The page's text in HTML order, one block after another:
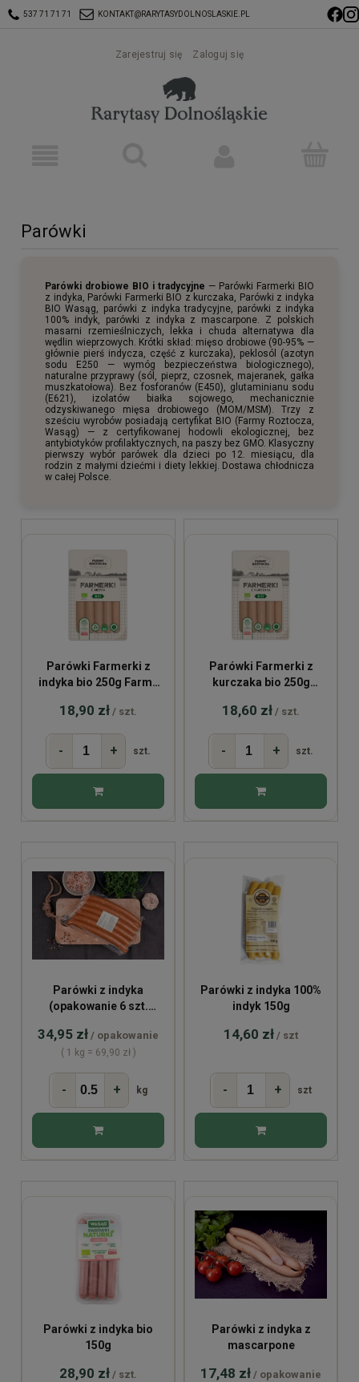
537 71 71 71 KONTAKT@RARYTASYDOLNOSLASKIE.PL
Zarejestruj się Zaloguj się
Parówki
Parówki drobiowe BIO i tradycyjne — Parówki Farmerki BIO
z indyka, Parówki Farmerki BIO z kurczaka, Parówki z indyka
BIO Wasąg, parówki z indyka tradycyjne, parówki z indyka
100% indyk, parówki z indyka z mascarpone. Z polskich
masarni rzemieślniczych, lekka i chuda alternatywa dla
wędlin wieprzowych. Krótki skład: mięso drobiowe (90-95% —
głównie pierś indycza, część z kurczaka), peklosól (azotyn
sodu E250 — wymóg bezpieczeństwa biologicznego),
naturalne przyprawy (sól, pieprz, czosnek, majeranek, gałka
muszkatołowa). Bez fosforanów (E450), glutaminianu sodu
(E621), izolatów białka sojowego, mechanicznie
odzyskiwanego mięsa drobiowego (MOM/MSM). Trzy z
sześciu wyrobów posiadają certyfikat BIO (Farmy Roztocza,
Wasąg) — z certyfikowanej hodowli ekologicznej, bez
antybiotyków profilaktycznych, na paszy bez GMO. Klasyczny
pierwszy wybór parówek dla dzieci po 12. miesiącu, dla
rodzin z małymi dziećmi i diety lekkiej. Dostawa chłodnicza
w całej Polsce.
Parówki Farmerki z
indyka bio 250g Farmy
18,90 zł / szt.
- + szt.
Parówki Farmerki z
kurczaka bio 250g
18,60 zł / szt.
- + szt.
Parówki z indyka
(opakowanie 6 szt.
34,95 zł / opakowanie
( 1 kg = 69,90 zł )
- + kg
Parówki z indyka 100%
indyk 150g
14,60 zł / szt
- + szt
Parówki z indyka bio
150g
28,90 zł / szt.
Parówki z indyka z
mascarpone
17,48 zł / opakowanie